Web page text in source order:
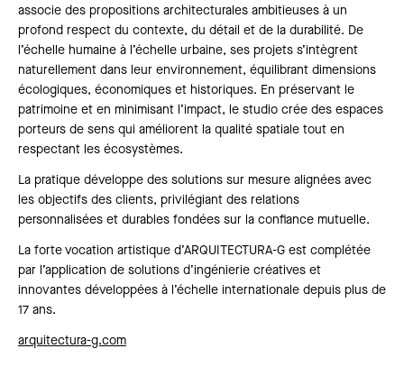
associe des propositions architecturales ambitieuses à un
profond respect du contexte, du détail et de la durabilité. De
l’échelle humaine à l’échelle urbaine, ses projets s’intègrent
naturellement dans leur environnement, équilibrant dimensions
écologiques, économiques et historiques. En préservant le
patrimoine et en minimisant l’impact, le studio crée des espaces
porteurs de sens qui améliorent la qualité spatiale tout en
respectant les écosystèmes.
La pratique développe des solutions sur mesure alignées avec
les objectifs des clients, privilégiant des relations
personnalisées et durables fondées sur la confiance mutuelle.
La forte vocation artistique d’ARQUITECTURA-G est complétée
par l’application de solutions d’ingénierie créatives et
innovantes développées à l’échelle internationale depuis plus de
17 ans.
arquitectura-g.com